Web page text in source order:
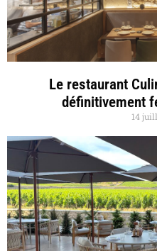
Le restaurant
définitivement
14